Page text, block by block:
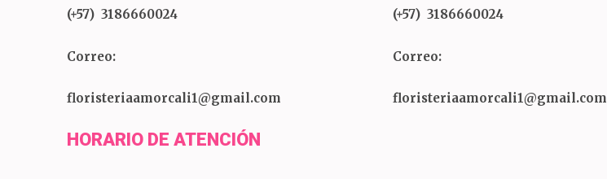
(+57) 3186660024
Correo:
floristeriaamorcali1@gmail.com
HORARIO DE ATENCIÓN
(+57) 3186660024
Correo:
floristeriaamorcali1@gmail.com